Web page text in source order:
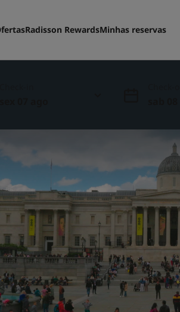
Radisson RewardsMinhas reservas